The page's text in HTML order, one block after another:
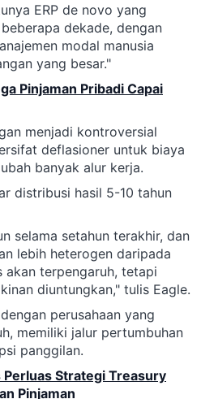
ERP de novo yang
dekade, dengan
modal manusia
yang besar."
Pinjaman Pribadi Capai
menjadi kontroversial
deflasioner untuk biaya
banyak alur kerja.
distribusi hasil 5-10 tahun
selama setahun terakhir, dan
lebih heterogen daripada
akan terpengaruh, tetapi
diuntungkan," tulis Eagle.
perusahaan yang
memiliki jalur pertumbuhan
panggilan.
Perluas Strategi Treasury
Pinjaman